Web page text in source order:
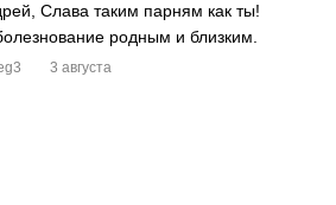
Слава таким парням как ты!
родным и близким.
3 августа